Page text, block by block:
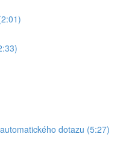
dotazu (5:27)